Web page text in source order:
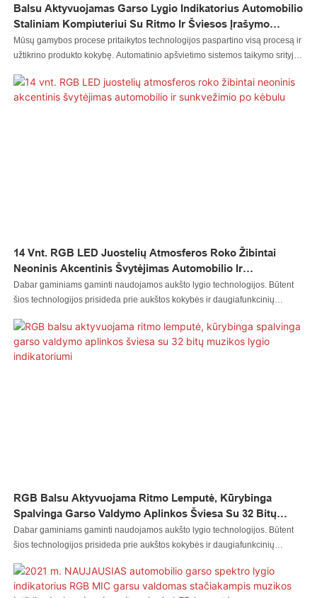
Balsu Aktyvuojamas Garso Lygio Indikatorius Automobilio
Staliniam Kompiuteriui Su Ritmo Ir Šviesos Įrašymo
Funkcija RGB
Mūsų gamybos procese pritaikytos technologijos paspartino visą procesą ir
užtikrino produkto kokybę. Automatinio apšvietimo sistemos taikymo srityje
indikatorius automobilio darbalaukiui.
14 Vnt. RGB LED Juostelių Atmosferos Roko Žibintai
Neoninis Akcentinis Švytėjimas Automobilio Ir
Sunkvežimio Po Kėbulu
Dabar gaminiams gaminti naudojamos aukšto lygio technologijos. Būtent
šios technologijos prisideda prie aukštos kokybės ir daugiafunkcinių
dažnai matomas ir plačiai naudojamas 14 vnt. RGB LED juostelių
atmosferos roko žibintų neoninis akcentinis švytėjimas automobilio ir
sunkvežimio po kėbulu.
RGB Balsu Aktyvuojama Ritmo Lemputė, Kūrybinga
Spalvinga Garso Valdymo Aplinkos Šviesa Su 32 Bitų
Muzikos Lygio Indikatoriumi
Dabar gaminiams gaminti naudojamos aukšto lygio technologijos. Būtent
šios technologijos prisideda prie aukštos kokybės ir daugiafunkcinių
dažnai matomas ir plačiai naudojamas RGB balsu aktyvuojamas ritminis
apšvietimas, kūrybingas spalvingas garso valdymo aplinkos apšvietimas su